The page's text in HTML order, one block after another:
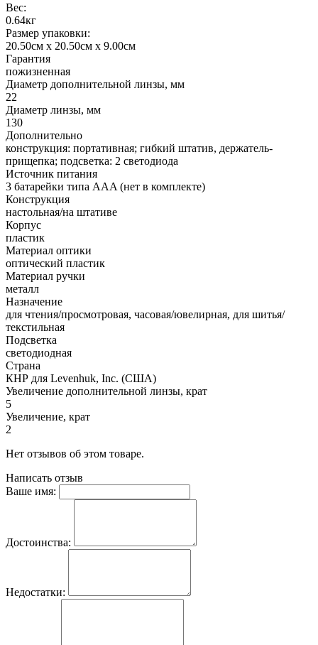
Вес:
0.64кг
Размер упаковки:
20.50см x 20.50см x 9.00см
Гарантия
пожизненная
Диаметр дополнительной линзы, мм
22
Диаметр линзы, мм
130
Дополнительно
конструкция: портативная; гибкий штатив, держатель-
прищепка; подсветка: 2 светодиода
Источник питания
3 батарейки типа AAA (нет в комплекте)
Конструкция
настольная/на штативе
Корпус
пластик
Материал оптики
оптический пластик
Материал ручки
металл
Назначение
для чтения/просмотровая, часовая/ювелирная, для шитья/
текстильная
Подсветка
светодиодная
Страна
КНР для Levenhuk, Inc. (США)
Увеличение дополнительной линзы, крат
5
Увеличение, крат
2
Нет отзывов об этом товаре.
Написать отзыв
Ваше имя:
Достоинства:
Недостатки: